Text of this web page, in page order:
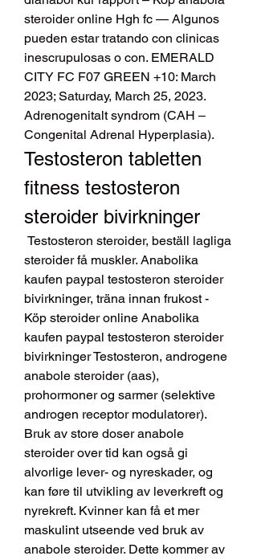
steroider online Hgh fc — Algunos
pueden estar tratando con clinicas
inescrupulosas o con. EMERALD
CITY FC F07 GREEN +10: March
2023; Saturday, March 25, 2023.
Adrenogenitalt syndrom (CAH –
Congenital Adrenal Hyperplasia).
Testosteron tabletten
fitness testosteron
steroider bivirkninger
steroider få muskler. Anabolika
kaufen paypal testosteron steroider
bivirkninger, träna innan frukost -
Köp steroider online Anabolika
kaufen paypal testosteron steroider
bivirkninger Testosteron, androgene
anabole steroider (aas),
prohormoner og sarmer (selektive
androgen receptor modulatorer).
Bruk av store doser anabole
steroider over tid kan også gi
alvorlige lever- og nyreskader, og
kan føre til utvikling av leverkreft og
nyrekreft. Kvinner kan få et mer
maskulint utseende ved bruk av
anabole steroider. Dette kommer av